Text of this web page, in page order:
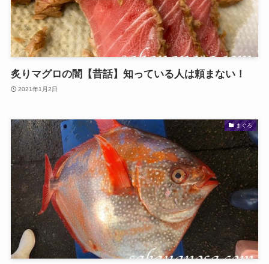
炙りマグロの闇【昔話】知っている人は頼まない！
2021年1月2日
まぐろ